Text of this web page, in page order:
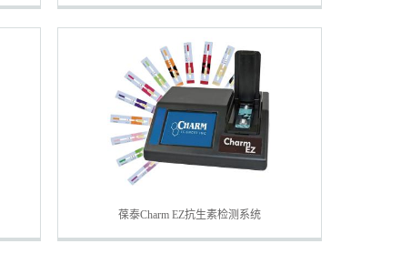
葆泰Charm EZ抗生素检测系统